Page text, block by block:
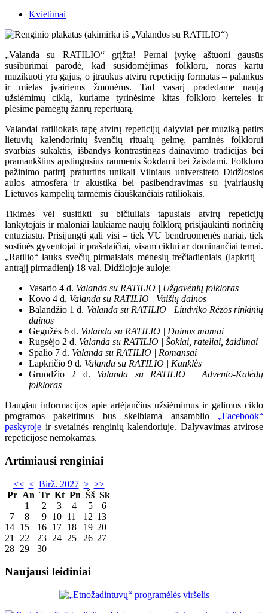
Kvietimai
„Valanda su RATILIO“ grįžta! Pernai įvykę aštuoni gausūs
susibūrimai parodė, kad susidomėjimas folkloru, noras kartu
muzikuoti yra gajūs, o įtraukus atvirų repeticijų formatas – palankus
ir mielas įvairiems žmonėms. Tad vasarį pradedame naują
užsiėmimų ciklą, kuriame tyrinėsime kitas folkloro kerteles ir
plėsime pamėgtų žanrų repertuarą.
Valandai ratiliokais tapę atvirų repeticijų dalyviai per muziką patirs
lietuvių kalendorinių švenčių ritualų gelmę, paminės folklorui
svarbias sukaktis, išbandys kontrastingas dainavimo tradicijas bei
pramankštins apstingusius raumenis šokdami bei žaisdami. Folkloro
pažinimo patirtį praturtins unikali Vilniaus universiteto Didžiosios
aulos atmosfera ir akustika bei pasibendravimas su įvairiausių
Lietuvos kampelių tarmėmis čiauškančiais ratiliokais.
Tikimės vėl susitikti su bičiuliais tapusiais atvirų repeticijų
lankytojais ir maloniai laukiame naujų folklorą prisijaukinti norinčių
entuziastų. Prisijungti gali visi – tiek VU bendruomenės nariai, tiek
sostinės gyventojai ir prašalaičiai, visam ciklui ar dominančiai temai.
„Ratilio“ lauks svečių pirmaisiais mėnesių trečiadieniais (lapkritį –
antrąjį pirmadienį) 18 val. Didžiojoje auloje:
Vasario 4 d. Valanda su RATILIO | Užgavėnių folkloras
Kovo 4 d. Valanda su RATILIO | Vaišių dainos
Balandžio 1 d. Valanda su RATILIO | Liudviko Rėzos rinkinių
dainos
Gegužės 6 d. Valanda su RATILIO | Dainos mamai
Rugsėjo 2 d. Valanda su RATILIO | Šokiai, rateliai, žaidimai
Spalio 7 d. Valanda su RATILIO | Romansai
Lapkričio 9 d. Valanda su RATILIO | Kanklės
Gruodžio 2 d. Valanda su RATILIO | Advento-Kalėdų
folkloras
Daugiau informacijos apie artėjančius užsiėmimus ir galimus ciklo
programos pakeitimus bus skelbiama ansamblio „Facebook“
paskyroje ir svetainės renginių kalendoriuje. Dalyvavimas atvirose
repeticijose nemokamas.
Artimiausi renginiai
<< < Birž. 2027 > >>
Pr An Tr Kt Pn Šš Sk
1
2 3 4 5
6
7
8 9 10 11 12 13
14 15 16 17 18 19 20
21
22 23 24 25 26 27
28 29 30
Naujausi leidiniai